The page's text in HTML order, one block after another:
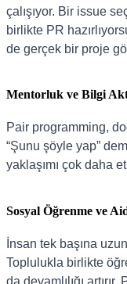
çalışıyor. Bir issue
birlikte PR
de gerçek bir proje
Mentorluk ve Bilgi
Pair programming,
“Şunu şöyle yap”
yaklaşımı çok daha
Sosyal Öğrenme ve
İnsan tek başına
Toplulukla birlikte
da devamlılığı